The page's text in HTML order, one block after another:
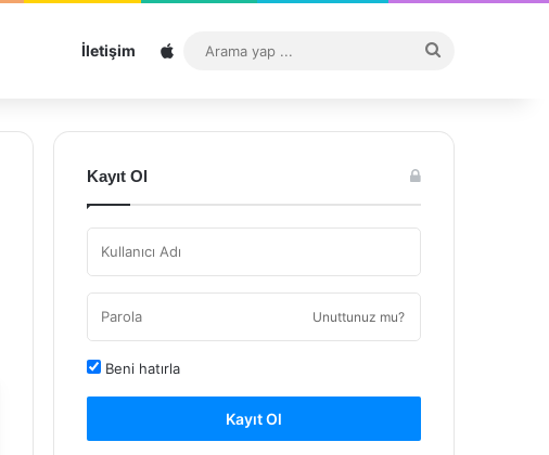
İletişim Sitemap
...
Kayıt Ol
Unuttunuz mu?
Beni hatırla
Kayıt Ol